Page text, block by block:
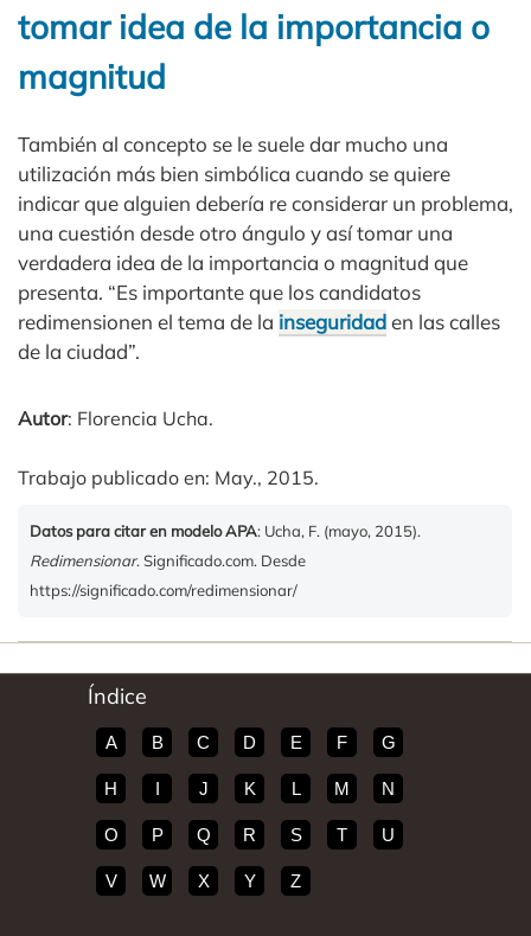
tomar idea de la importancia o
magnitud
También al concepto se le suele dar mucho una
utilización más bien simbólica cuando se quiere
indicar que alguien debería re considerar un problema,
una cuestión desde otro ángulo y así tomar una
verdadera idea de la importancia o magnitud que
presenta. “Es importante que los candidatos
redimensionen el tema de la inseguridaden las calles
de la ciudad”.
Autor: Florencia Ucha.
Trabajo publicado en: May., 2015.
Datos para citar en modelo APA: Ucha, F. (mayo, 2015).
Redimensionar. Significado.com. Desde
https://significado.com/redimensionar/
Índice
A B C D E F G
H I J K L M N
O P Q R S T U
V W X Y Z